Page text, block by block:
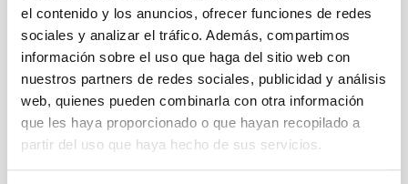
el contenido y los anuncios, ofrecer funciones de redes
sociales y analizar el tráfico. Además, compartimos
información sobre el uso que haga del sitio web con
nuestros partners de redes sociales, publicidad y análisis
web, quienes pueden combinarla con otra información
que les haya proporcionado o que hayan recopilado a
partir del uso que haya hecho de sus servicios.
10 años del programa "Nuestros alumnos y el Roque
de los Muchachos”